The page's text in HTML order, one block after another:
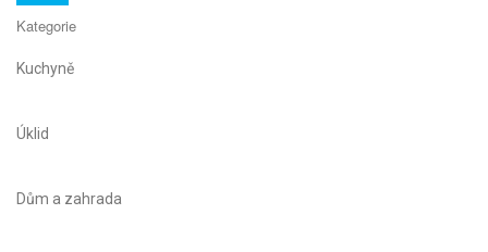
Kategorie
Kuchyně
Úklid
Dům a zahrada